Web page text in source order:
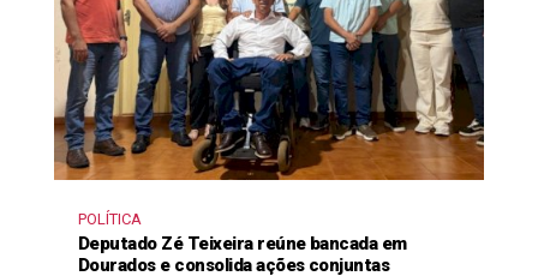
POLÍTICA
Deputado Zé Teixeira reúne bancada em
Dourados e consolida ações conjuntas